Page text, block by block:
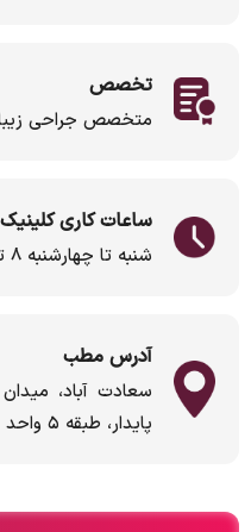
تخصص
متخصص جراحی
ساعات کاری کلینیک
شنبه تا چهارشنبه ۸ تا ۱۹ / پنجشنبه ها ۸ تا ۱۶
آدرس مطب
سعادت آباد،
پایدار، طبقه ۵ واحد ۵۰۵